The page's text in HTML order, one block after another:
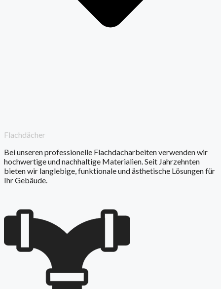
Flachdächer
Bei unseren professionelle Flachdacharbeiten verwenden wir
hochwertige und nachhaltige Materialien. Seit Jahrzehnten
bieten wir langlebige, funktionale und ästhetische Lösungen für
Ihr Gebäude.